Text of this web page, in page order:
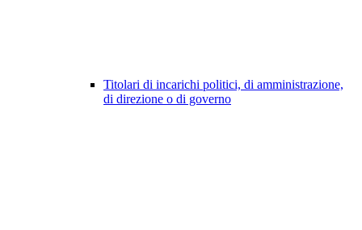
Titolari di incarichi politici, di amministrazione,
di direzione o di governo